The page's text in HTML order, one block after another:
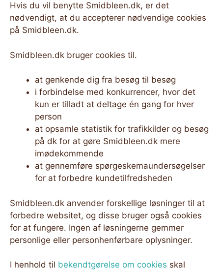
Hvis du vil benytte Smidbleen.dk, er det
nødvendigt, at du accepterer nødvendige cookies
på Smidbleen.dk.
Smidbleen.dk bruger cookies til.
at genkende dig fra besøg til besøg
i forbindelse med konkurrencer, hvor det
kun er tilladt at deltage én gang for hver
person
at opsamle statistik for trafikkilder og besøg
på dk for at gøre Smidbleen.dk mere
imødekommende
at gennemføre spørgeskemaundersøgelser
for at forbedre kundetilfredsheden
Smidbleen.dk anvender forskellige løsninger til at
forbedre websitet, og disse bruger også cookies
for at fungere. Ingen af løsningerne gemmer
personlige eller personhenførbare oplysninger.
I henhold til bekendtgørelse om cookies skal